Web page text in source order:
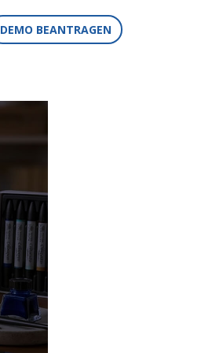
DEMO BEANTRAGEN